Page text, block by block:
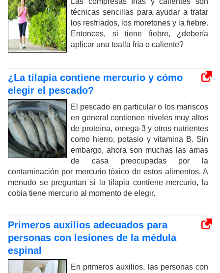
técnicas sencillas para ayudar a tratar
los resfriados, los moretones y la fiebre.
Entonces, si tiene fiebre, ¿debería
aplicar una toalla fría o caliente?
¿La tilapia contiene mercurio y cómo
elegir el pescado?
El pescado en particular o los mariscos
en general contienen niveles muy altos
de proteína, omega-3 y otros nutrientes
como hierro, potasio y vitamina B. Sin
embargo, ahora son muchas las amas
de casa preocupadas por la
contaminación por mercurio tóxico de estos alimentos. A
menudo se preguntan si la tilapia contiene mercurio, la
cobia tiene mercurio al momento de elegir.
Primeros auxilios adecuados para
personas con lesiones de la médula
espinal
En primeros auxilios, las personas con